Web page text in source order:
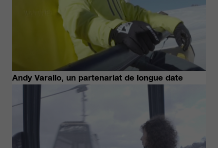
Andy Varallo, un partenariat de longue date